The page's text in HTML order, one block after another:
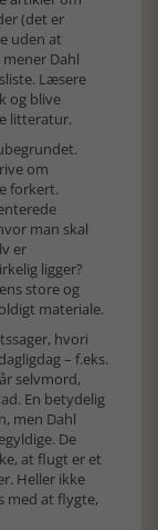
(det er
uden at
Dahl
Læsere
og blive
litteratur.
om
forkert.
man skal
er
ligger?
store og
materiale.
hvori
– f.eks.
selvmord,
En betydelig
men Dahl
De
at flugt er et
Heller ikke
med at flygte,